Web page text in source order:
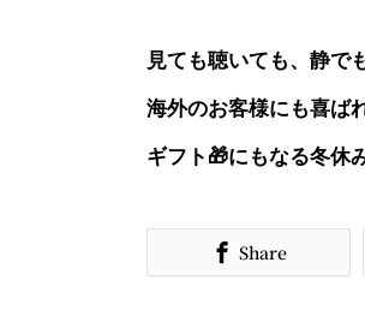
見ても聴いても、静で
海外のお客様にも喜ば
ギフト🎁にもなる冬休
 Share